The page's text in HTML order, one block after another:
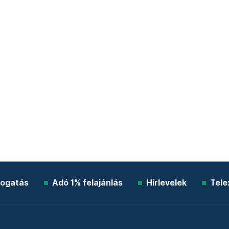
Adó 1% felajánlás Hírlevelek